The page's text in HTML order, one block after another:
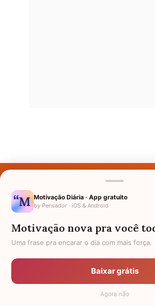
Nomes pelo Mundo
Política de Privacidade
Anuncie
Termos de Uso
Motivação Diária · App gratuito
by Pensador · iOS & Android
Motivação nova pra você
Uma frase pra encarar o dia com mais força.
Baixar grátis
Agora não